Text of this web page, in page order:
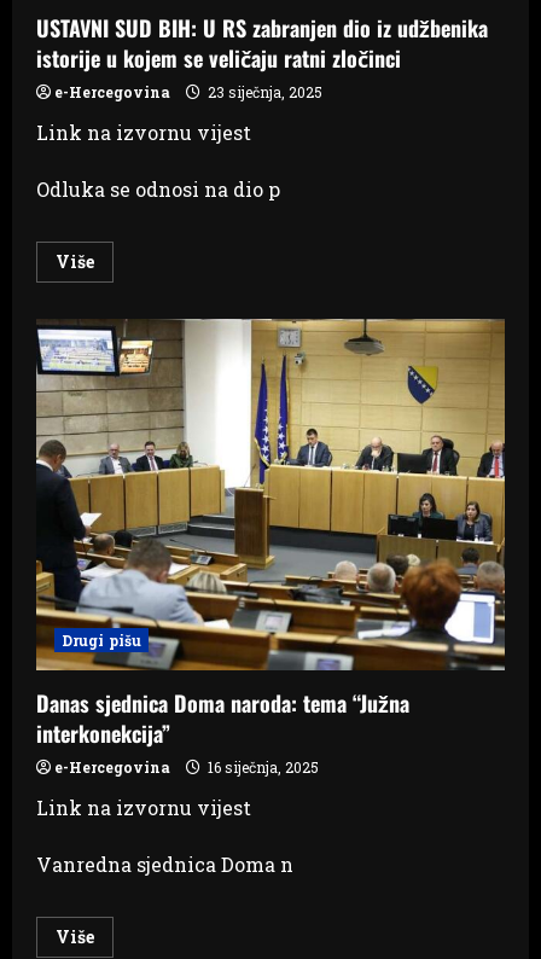
USTAVNI SUD BIH: U RS zabranjen dio iz udžbenika
istorije u kojem se veličaju ratni zločinci
e-Hercegovina 23 siječnja, 2025
Link na izvornu vijest
Odluka se odnosi na dio p
VišeRead
more
SUD
BIH:
U
RS
zabranjen
dio
iz
udžbenika
istorije
u
kojem
se
veličaju
ratni
zločinci
Drugi pišu
Danas sjednica Doma naroda: tema “Južna
interkonekcija”
e-Hercegovina 16 siječnja, 2025
Link na izvornu vijest
Vanredna sjednica Doma n
VišeRead
more